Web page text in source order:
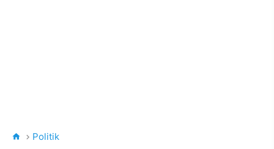
Politik